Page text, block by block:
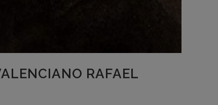
RAFAEL